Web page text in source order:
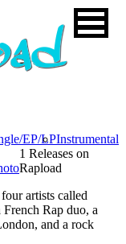
EP/LPInstrumental
1 Releases on
Rapload
artists called
Rap duo, a
and a rock